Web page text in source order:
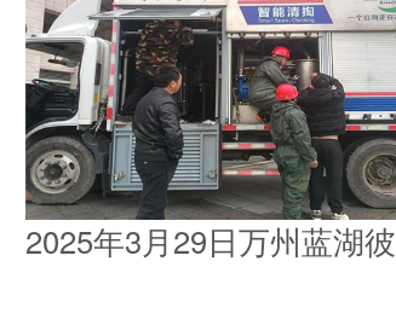
2025年3月29日万州蓝湖彼